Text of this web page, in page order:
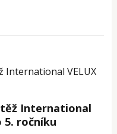
International
5. ročníku